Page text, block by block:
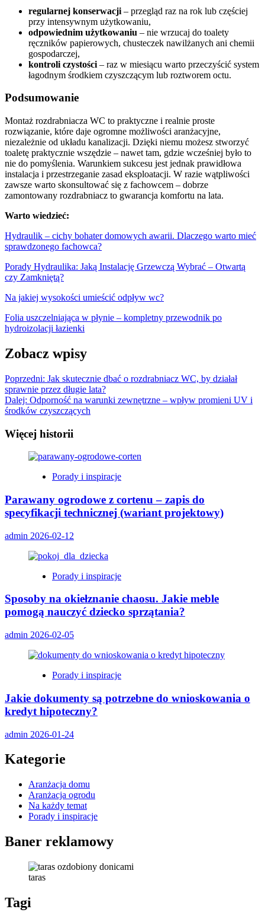
regularnej konserwacji – przegląd raz na rok lub częściej
przy intensywnym użytkowaniu,
odpowiednim użytkowaniu – nie wrzucaj do toalety
ręczników papierowych, chusteczek nawilżanych ani chemii
gospodarczej,
kontroli czystości – raz w miesiącu warto przeczyścić system
łagodnym środkiem czyszczącym lub roztworem octu.
Podsumowanie
Montaż rozdrabniacza WC to praktyczne i realnie proste
rozwiązanie, które daje ogromne możliwości aranżacyjne,
niezależnie od układu kanalizacji. Dzięki niemu możesz stworzyć
toaletę praktycznie wszędzie – nawet tam, gdzie wcześniej było to
nie do pomyślenia. Warunkiem sukcesu jest jednak prawidłowa
instalacja i przestrzeganie zasad eksploatacji. W razie wątpliwości
zawsze warto skonsultować się z fachowcem – dobrze
zamontowany rozdrabniacz to gwarancja komfortu na lata.
Warto wiedzieć:
Hydraulik – cichy bohater domowych awarii. Dlaczego warto mieć
sprawdzonego fachowca?
Porady Hydraulika: Jaką Instalację Grzewczą Wybrać – Otwartą
czy Zamkniętą?
Na jakiej wysokości umieścić odpływ wc?
Folia uszczelniająca w płynie – kompletny przewodnik po
hydroizolacji łazienki
Zobacz wpisy
Poprzedni: Jak skutecznie dbać o rozdrabniacz WC, by działał
sprawnie przez długie lata?
Dalej: Odporność na warunki zewnętrzne – wpływ promieni UV i
środków czyszczących
Więcej historii
Porady i inspiracje
Parawany ogrodowe z cortenu – zapis do
specyfikacji technicznej (wariant projektowy)
admin 2026-02-12
Porady i inspiracje
Sposoby na okiełznanie chaosu. Jakie meble
pomogą nauczyć dziecko sprzątania?
admin 2026-02-05
Porady i inspiracje
Jakie dokumenty są potrzebne do wnioskowania o
kredyt hipoteczny?
admin 2026-01-24
Kategorie
Aranżacja domu
Aranżacja ogrodu
Na każdy temat
Porady i inspiracje
Baner reklamowy
taras
Tagi